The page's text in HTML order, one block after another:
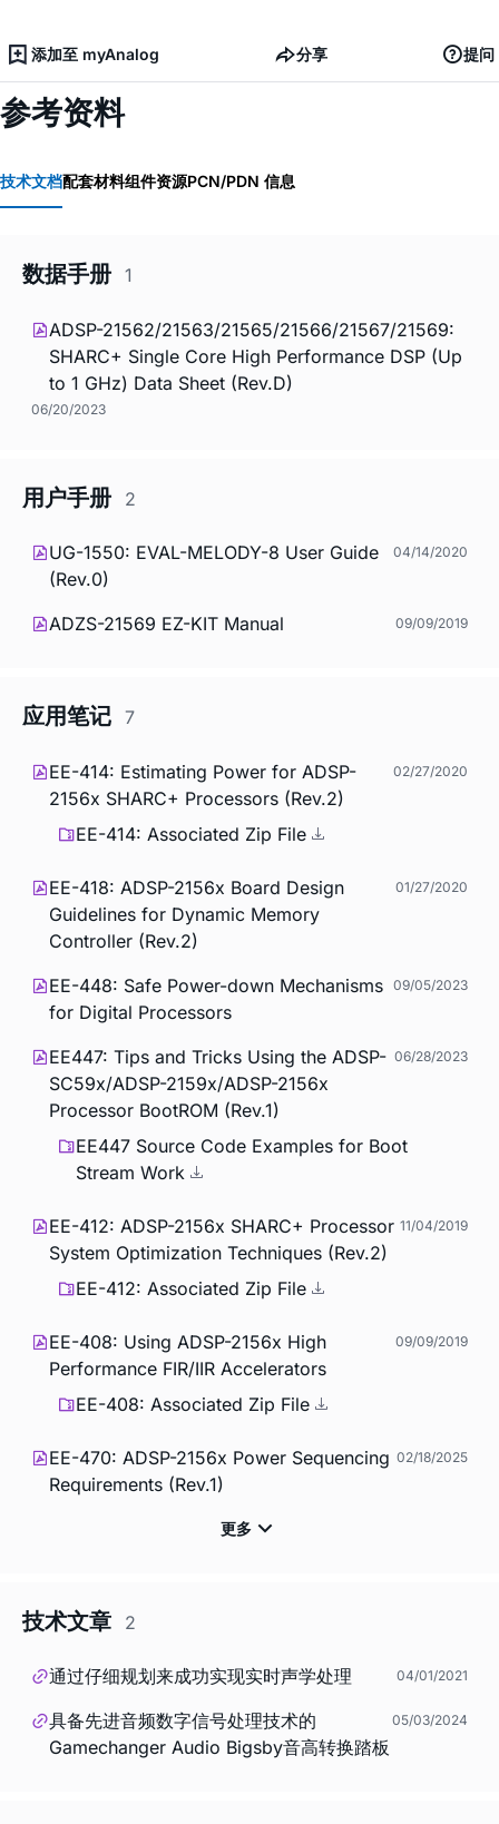
添加至 myAnalog 分享 提问
参考资料
技术文档配套材料组件资源PCN/PDN 信息
数据手册 1
ADSP-21562/21563/21565/21566/21567/21569:
SHARC+ Single Core High Performance DSP (Up
to 1 GHz) Data Sheet (Rev.D)
06/20/2023
用户手册 2
UG-1550: EVAL-MELODY-8 User Guide
(Rev.0)
04/14/2020
ADZS-21569 EZ-KIT Manual 09/09/2019
应用笔记 7
EE-414: Estimating Power for ADSP-
2156x SHARC+ Processors (Rev.2)
02/27/2020
EE-414: Associated Zip File
EE-418: ADSP-2156x Board Design
Guidelines for Dynamic Memory
Controller (Rev.2)
01/27/2020
EE-448: Safe Power-down Mechanisms
for Digital Processors
09/05/2023
EE447: Tips and Tricks Using the ADSP-
SC59x/ADSP-2159x/ADSP-2156x
Processor BootROM (Rev.1)
06/28/2023
EE447 Source Code Examples for Boot
Stream Work
EE-412: ADSP-2156x SHARC+ Processor
System Optimization Techniques (Rev.2)
11/04/2019
EE-412: Associated Zip File
EE-408: Using ADSP-2156x High
Performance FIR/IIR Accelerators
09/09/2019
EE-408: Associated Zip File
EE-470: ADSP-2156x Power Sequencing
Requirements (Rev.1)
02/18/2025
技术文章 2
通过仔细规划来成功实现实时声学处理 04/01/2021
具备先进音频数字信号处理技术的
Gamechanger Audio Bigsby音高转换踏板
05/03/2024